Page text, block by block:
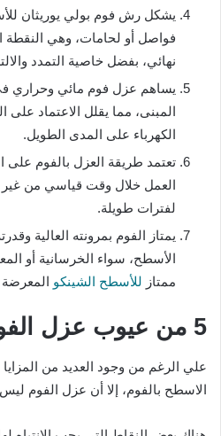
يشكل رش فوم بولي يوريثان
فواصل أو لحامات، وهي النقطة
نهائي، بفضل خاصية التمدد
يساهم عزل فوم مائي وحراري
المبنى، مما يقلل الاعتماد على
الكهرباء على المدى الطويل.
تعتمد طريقة العزل بالفوم على
العمل خلال وقت قياسي من غير
لفترات طويلة.
يمتاز الفوم بمرونته العالية
الأسطح، سواء الخرسانية أو
ممتاز للأسطح الشينكو المعرضة
5 من عيوب عزل الفوم
علي الرغم من وجود العديد من
الاسطح بالفوم، إلا أن عزل الفوم